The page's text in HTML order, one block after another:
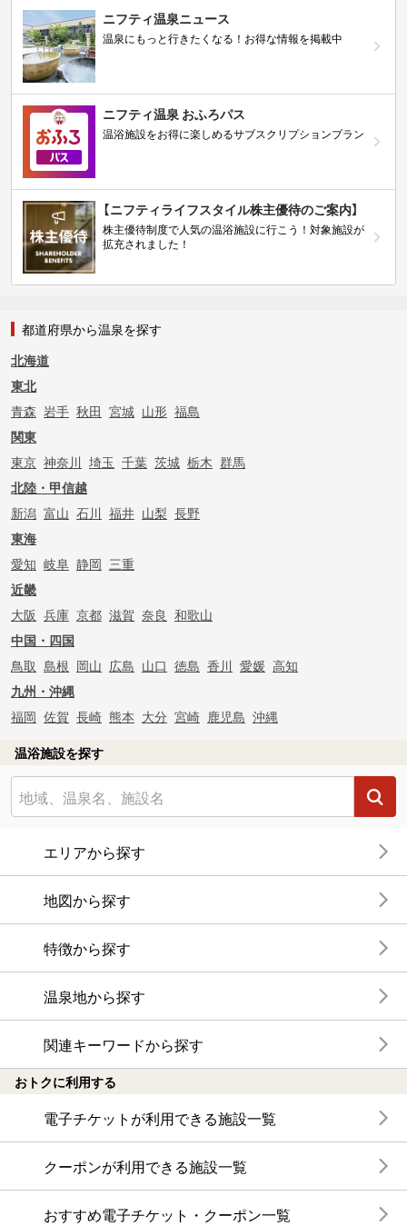
ニフティ温泉ニュース
温泉にもっと行きたくなる！お得な情報を掲載中
ニフティ温泉 おふろパス
温浴施設をお得に楽しめるサブスクリプションプラン
【ニフティライフスタイル株主優待のご案内】
株主優待制度で人気の温浴施設に行こう！対象施設が
拡充されました！
都道府県から温泉を探す
北海道
東北
青森 岩手 秋田 宮城 山形 福島
関東
東京 神奈川 埼玉 千葉 茨城 栃木 群馬
北陸・甲信越
新潟 富山 石川 福井 山梨 長野
東海
愛知 岐阜 静岡 三重
近畿
大阪 兵庫 京都 滋賀 奈良 和歌山
中国・四国
鳥取 島根 岡山 広島 山口 徳島 香川 愛媛 高知
九州・沖縄
福岡 佐賀 長崎 熊本 大分 宮崎 鹿児島 沖縄
温浴施設を探す
エリアから探す
地図から探す
特徴から探す
温泉地から探す
関連キーワードから探す
おトクに利用する
電子チケットが利用できる施設一覧
クーポンが利用できる施設一覧
おすすめ電子チケット・クーポン一覧